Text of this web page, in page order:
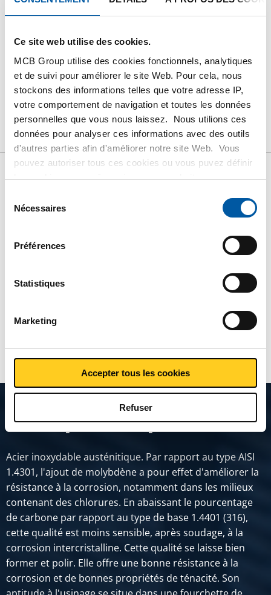
Ce site web utilise des cookies.
MCB Group utilise des cookies fonctionnels, analytiques
et de suivi pour améliorer le site Web. Pour cela, nous
stockons des informations telles que votre adresse IP,
votre comportement de navigation et toutes les données
personnelles que vous nous laissez. Nous utilions ces
données pour analyser ces informations avec des outils
d'autres parties afin d'améliorer notre site Web. Vous
pouvez autoriser tous ces cookies ou vous puvez définir
les cookies vous-même si vous ne souhaitez pas que
plus d'informations sur les cookies que nous conservons
et les parties avec lesquelles nous travaillons dans notre
règlementICI
Nécessaires
Préférences
Statistiques
Marketing
Accepter tous les cookies
Refuser
Suivez votre commande avec Track&Trace
PRODUIT
DESCRIPTION DU PRODUIT
LISTE DE PRIX BRUT
TÉLÉCHARGEMENTS
CARACTÉRISTIQUES
Stainless steel type 316L
bushing NPT 6000#
Prix en euro par 0 Pièces
MONTRER PLUS
Description du produit
Acier inoxydable austénitique. Par rapport au type AISI
1.4301, l'ajout de molybdène a pour effet d'améliorer la
résistance à la corrosion, notamment dans les milieux
contenant des chlorures. En abaissant le pourcentage
de carbone par rapport au type de base 1.4401 (316),
cette qualité est moins sensible, après soudage, à la
corrosion intercristalline. Cette qualité se laisse bien
former et polir. Elle offre une bonne résistance à la
corrosion et de bonnes propriétés de ténacité. Son